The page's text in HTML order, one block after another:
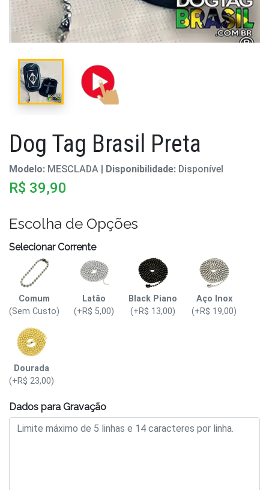
Dog Tag Brasil Preta
Modelo: MESCLADA | Disponibilidade: Disponível
R$ 39,90
Escolha de Opções
Selecionar Corrente
Comum
(Sem Custo)
Latão
(+R$ 5,00)
Black Piano
(+R$ 13,00)
Aço Inox
(+R$ 19,00)
Dourada
(+R$ 23,00)
Dados para Gravação